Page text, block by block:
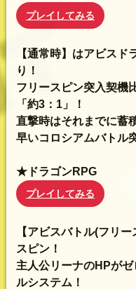
プレイしてみる
【通常時】はアビス
り！
フリースピン突入契機
「約3：1」！
直撃時はそれまでに蓄
早いコロシアムバトル
★ドラゴンRPG
プレイしてみる
【アビスバトル(フリ
スピン！
主人公リーナのHPが
ルシステム！